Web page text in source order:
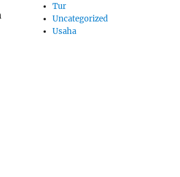
Tur
Uncategorized
Usaha